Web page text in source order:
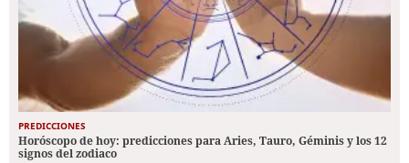
PREDICCIONES
Horóscopo de hoy: predicciones para Aries, Tauro, Géminis y los 12
signos del zodiaco